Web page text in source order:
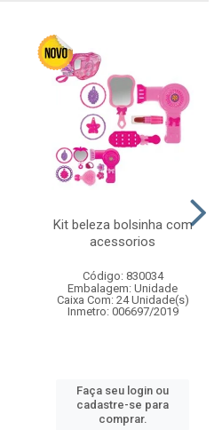
Kit beleza bolsinha com
acessorios
Código: 830034
Embalagem: Unidade
Caixa Com: 24 Unidade(s)
Inmetro: 006697/2019
Faça seu login ou
cadastre-se para
comprar.